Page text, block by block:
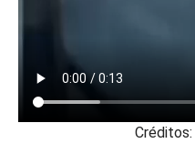
Créditos: